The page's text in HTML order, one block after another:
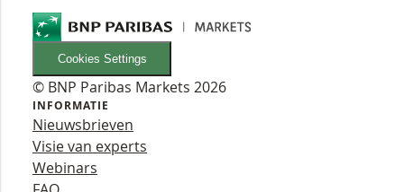
Cookies Settings
© BNP Paribas Markets 2026
INFORMATIE
Nieuwsbrieven
Visie van experts
Webinars